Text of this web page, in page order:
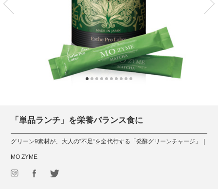
「単品ランチ」を栄養バランス食に
グリーン9素材が、大人の“不足“を全代行する「発酵グリーンチャージ」｜
MO ZYME